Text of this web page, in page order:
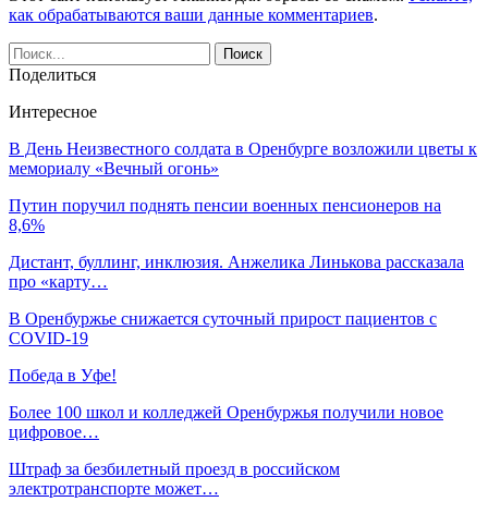
как обрабатываются ваши данные комментариев.
Поделиться
Интересное
В День Неизвестного солдата в Оренбурге возложили цветы к
мемориалу «Вечный огонь»
Путин поручил поднять пенсии военных пенсионеров на
8,6%
Дистант, буллинг, инклюзия. Анжелика Линькова рассказала
про «карту…
В Оренбуржье снижается суточный прирост пациентов с
COVID-19
Победа в Уфе!
Более 100 школ и колледжей Оренбуржья получили новое
цифровое…
Штраф за безбилетный проезд в российском
электротранспорте может…